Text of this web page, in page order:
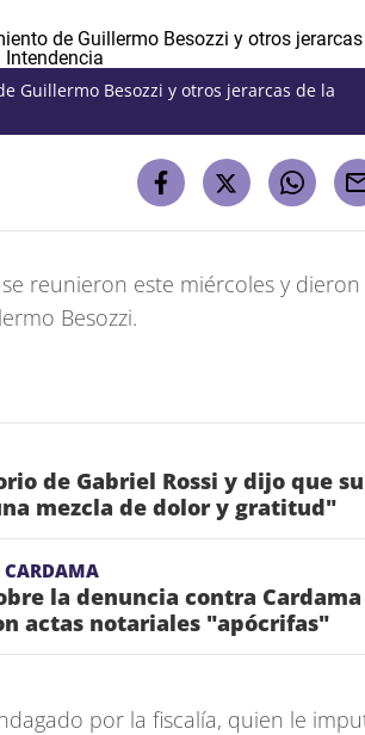
Guillermo Besozzi y otros jerarcas de la
reunieron este miércoles y
Besozzi.
de Gabriel Rossi y dijo que su
mezcla de dolor y gratitud"
CARDAMA
la denuncia contra
actas notariales "apócrifas"
por la fiscalía, quien le